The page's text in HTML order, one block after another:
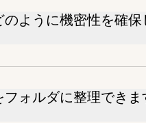
のように機密性を確保
フォルダに整理できま